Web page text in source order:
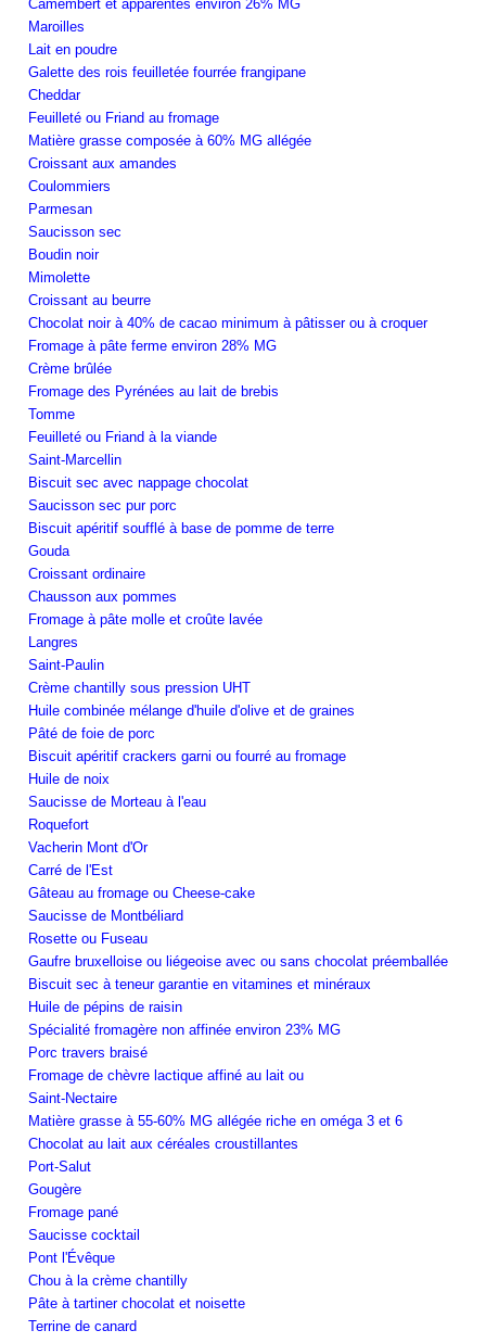
Camembert et apparentés environ 26% MG
Maroilles
Lait en poudre
Galette des rois feuilletée fourrée frangipane
Cheddar
Feuilleté ou Friand au fromage
Matière grasse composée à 60% MG allégée
Croissant aux amandes
Coulommiers
Parmesan
Saucisson sec
Boudin noir
Mimolette
Croissant au beurre
Chocolat noir à 40% de cacao minimum à pâtisser ou à croquer
Fromage à pâte ferme environ 28% MG
Crème brûlée
Fromage des Pyrénées au lait de brebis
Tomme
Feuilleté ou Friand à la viande
Saint-Marcellin
Biscuit sec avec nappage chocolat
Saucisson sec pur porc
Biscuit apéritif soufflé à base de pomme de terre
Gouda
Croissant ordinaire
Chausson aux pommes
Fromage à pâte molle et croûte lavée
Langres
Saint-Paulin
Crème chantilly sous pression UHT
Huile combinée mélange d'huile d'olive et de graines
Pâté de foie de porc
Biscuit apéritif crackers garni ou fourré au fromage
Huile de noix
Saucisse de Morteau à l'eau
Roquefort
Vacherin Mont d'Or
Carré de l'Est
Gâteau au fromage ou Cheese-cake
Saucisse de Montbéliard
Rosette ou Fuseau
Gaufre bruxelloise ou liégeoise avec ou sans chocolat préemballée
Biscuit sec à teneur garantie en vitamines et minéraux
Huile de pépins de raisin
Spécialité fromagère non affinée environ 23% MG
Porc travers braisé
Fromage de chèvre lactique affiné au lait ou
Saint-Nectaire
Matière grasse à 55-60% MG allégée riche en oméga 3 et 6
Chocolat au lait aux céréales croustillantes
Port-Salut
Gougère
Fromage pané
Saucisse cocktail
Pont l'Évêque
Chou à la crème chantilly
Pâte à tartiner chocolat et noisette
Terrine de canard